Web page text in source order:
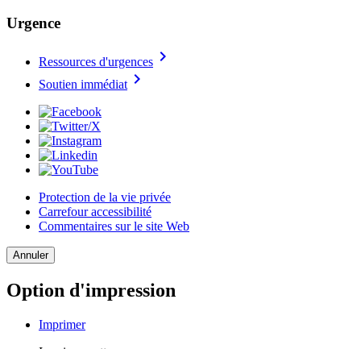
Urgence
Ressources d'urgences chevron_right
Soutien immédiat chevron_right
Protection de la vie privée
Carrefour accessibilité
Commentaires sur le site Web
Annuler
Option d'impression
Imprimer